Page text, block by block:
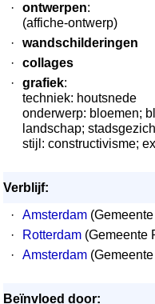
·
ontwerpen:
(affiche-ontwerp)
·
wandschilderingen
·
collages
·
grafiek:
techniek: houtsnede
onderwerp: bloemen;
landschap;
stijl: constructivisme;
Verblijf:
·
Amsterdam
·
Rotterdam (Gemeente
·
Amsterdam
Beïnvloed door: